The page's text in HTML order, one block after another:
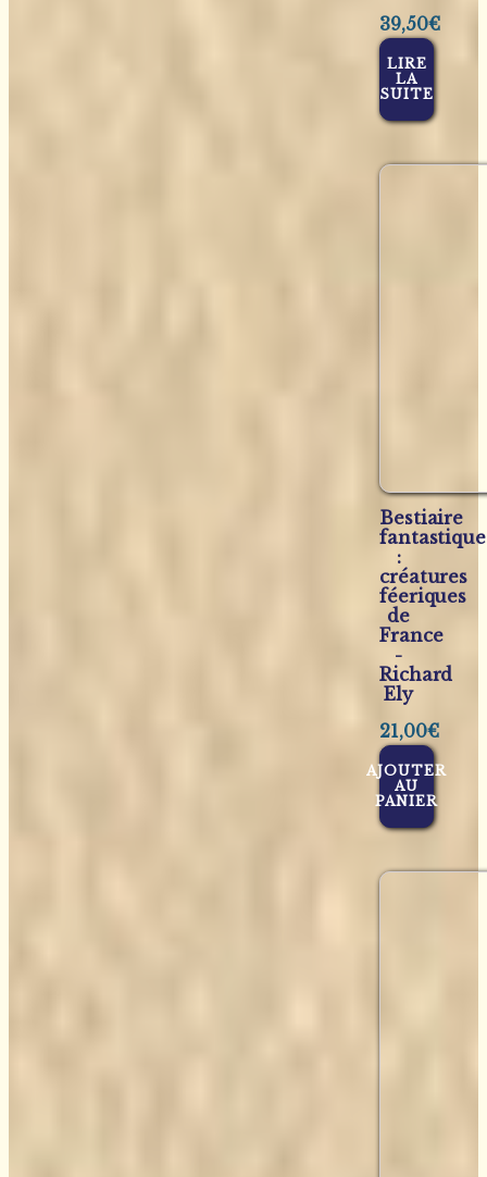
39,50€
LIRE
LA
SUITE
Bestiaire
fantastique
:
créatures
féeriques
de
France
-
Richard
Ely
21,00€
AJOUTER
AU
PANIER